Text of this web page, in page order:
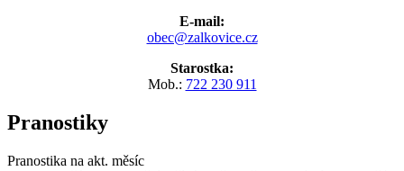
E-mail:
obec@zalkovice.cz
Starostka:
Mob.: 722 230 911
Pranostiky
Pranostika na akt. měsíc